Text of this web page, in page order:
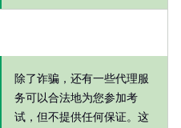
除了诈骗，还有一些代理服
务可以合法地为您参加考
试，但不提供任何保证。这